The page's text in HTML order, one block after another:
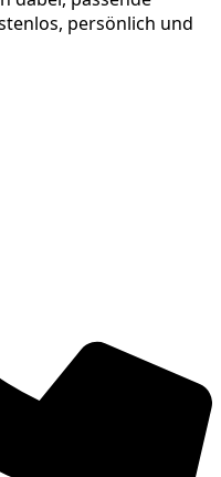
persönlich und